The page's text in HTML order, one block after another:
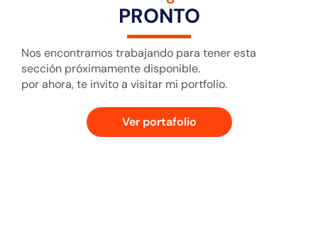
PRONTO
Nos encontramos trabajando para tener esta
sección próximamente disponible.
por ahora, te invito a visitar mi portfolio.
Ver portafolio